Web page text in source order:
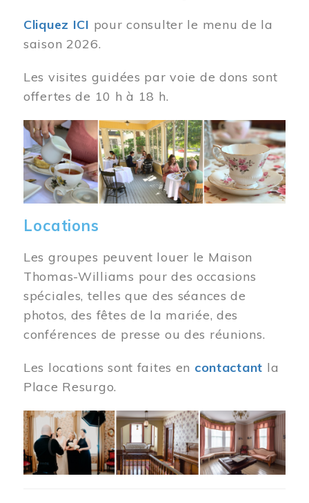
Cliquez ICI pour consulter le menu de la
saison 2026.
Les visites guidées par voie de dons sont
offertes de 10 h à 18 h.
Image
Locations
Les groupes peuvent louer le Maison
Thomas-Williams pour des occasions
spéciales, telles que des séances de
photos, des fêtes de la mariée, des
conférences de presse ou des réunions.
Les locations sont faites en contactant la
Place Resurgo.
Image